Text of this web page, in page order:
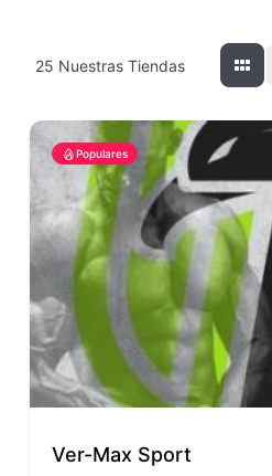
25 Nuestras Tiendas
Populares
Ver-Max Sport